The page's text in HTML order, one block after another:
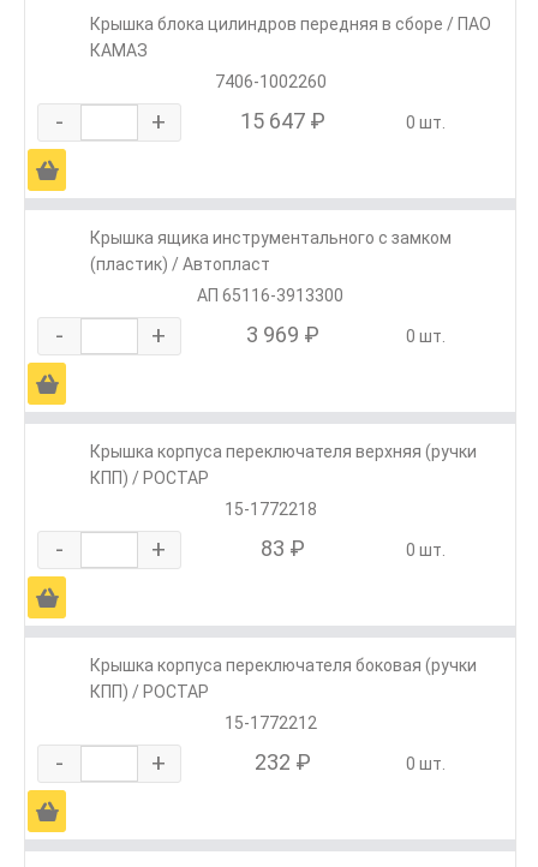
Крышка блока цилиндров передняя в сборе / ПАО
КАМАЗ
7406-1002260
- + 15 647 ₽ 0 шт.
Ä
Крышка ящика инструментального с замком
(пластик) / Автопласт
АП 65116-3913300
- + 3 969 ₽ 0 шт.
Ä
Крышка корпуса переключателя верхняя (ручки
КПП) / РОСТАР
15-1772218
- + 83 ₽ 0 шт.
Ä
Крышка корпуса переключателя боковая (ручки
КПП) / РОСТАР
15-1772212
- + 232 ₽ 0 шт.
Ä